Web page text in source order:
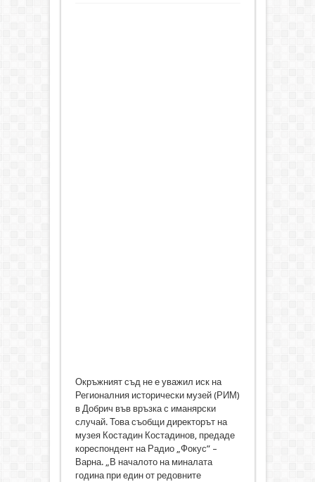
Окръжният съд не е уважил иск на
Регионалния исторически музей (РИМ)
в Добрич във връзка с иманярски
случай. Това съобщи директорът на
музея Костадин Костадинов, предаде
кореспондент на Радио „Фокус” –
Варна. „В началото на миналата
година при един от редовните